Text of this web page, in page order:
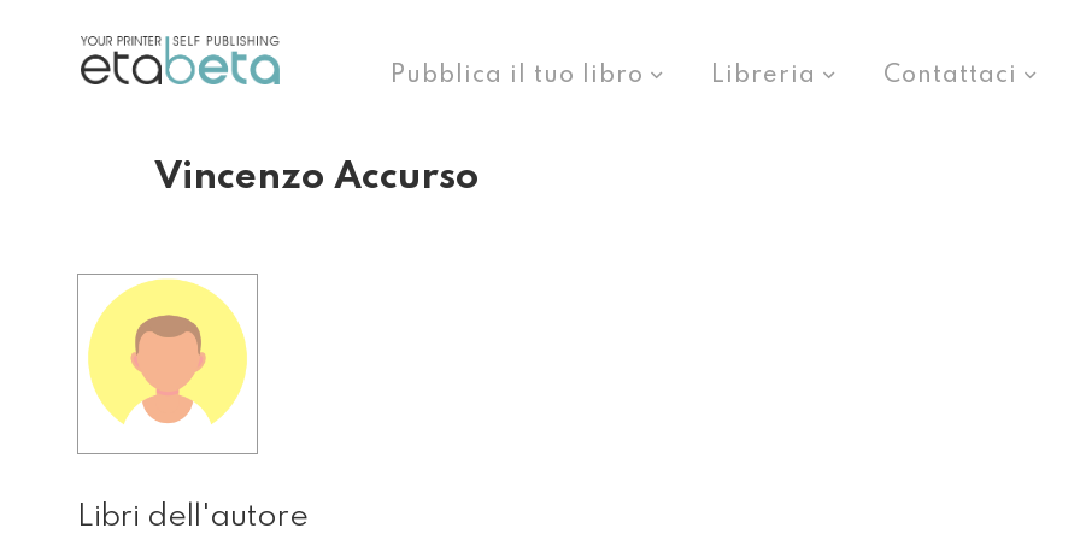
Pubblica il tuo libro Libreria Contattaci
Vincenzo Accurso
Libri dell'autore